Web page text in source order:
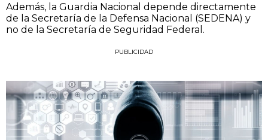
Además, la Guardia Nacional depende directamente
de la Secretaría de la Defensa Nacional (SEDENA) y
no de la Secretaría de Seguridad Federal.
PUBLICIDAD